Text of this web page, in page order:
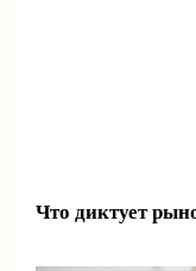
Что диктует